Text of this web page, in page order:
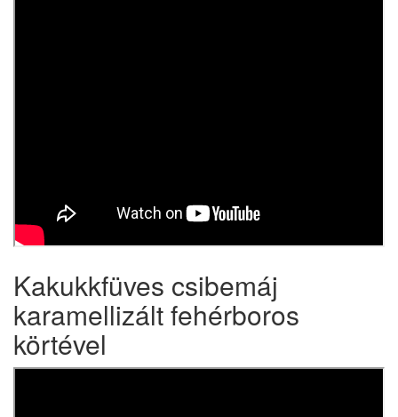
Kakukkfüves csibemáj
karamellizált fehérboros
körtével